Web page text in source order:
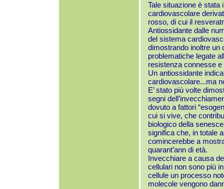
Tale situazione è stata
cardiovascolare
rosso, di cui il
Antiossidante dalle
del sistema
dimostrando inoltre un
problematiche legate
resistenza connesse
Un antiossidante
cardiovascolare...ma
E’ stato più volte
segni
dovuto a fattori
cui si vive, che
biologico della
significa che, in totale
comincerebbe a
quarant’ann di età.
Invecchiare a causa
cellulari non sono più
cellule un processo
molecole vengono